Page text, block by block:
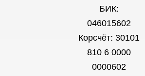
БИК:
046015602
Корсчёт: 30101
810 6 0000
0000602